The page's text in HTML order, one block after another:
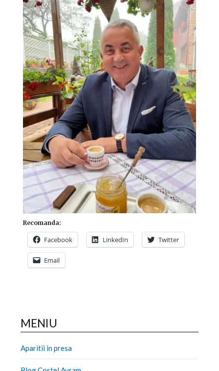
Recomanda:
Facebook LinkedIn Twitter
Email
MENIU
Aparitii in presa